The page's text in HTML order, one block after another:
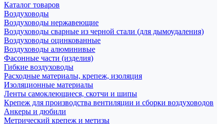
Каталог товаров
Воздуховоды
Воздуховоды нержавеющие
Воздуховоды сварные из черной стали (для дымоудаления)
Воздуховоды оцинкованные
Воздуховоды алюминивые
Фасонные части (изделия)
Гибкие воздуховоды
Расходные материалы, крепеж, изоляция
Изоляционные материалы
Ленты самоклеющиеся, скотчи и шипы
Крепеж для производства вентиляции и сборки воздуховодов
Анкеры и дюбили
Метрический крепеж и метизы